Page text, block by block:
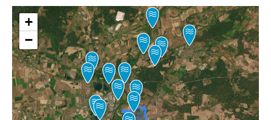
+
−